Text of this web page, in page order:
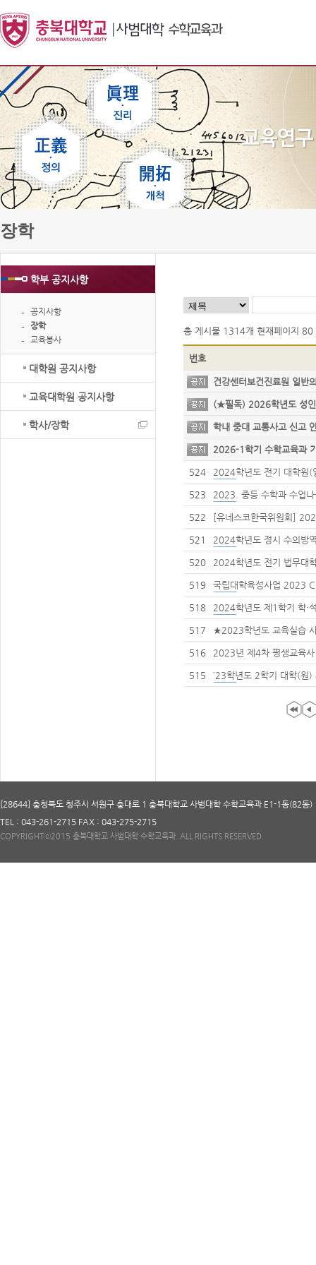
학부 공지사항
공지사항
장학
교육봉사
대학원 공지사항
교육대학원 공지사항
학사/장학
장학
총 게시물 1314개 현재페이지 80
번호
건강센터보건진료원 일
(★필독) 2026학년도 성
학내 중대 교통사고 신고
2026-1학기 수학교육과
원 프로그램 신청 안내
524
2024학년도 전기 대학원
523 2023. 중등 수학과 수업
522
[유네스코한국위원회]
네스코 토크) 참가자 모
521
2024학년도 정시 수의방
520
2024학년도 전기 법무대
안내
519
국립대학육성사업 2023
518 2024학년도 제1학기 학·
517
★2023학년도 교육실습
기)
516
2023년 제4차 평생교육
515 `23학년도 2학기 대학(원
[28644] 충청북도 청주시 서원구 충대로 1 충북대학교 사범대학 수학교육과 E1-1동(82동)
TEL : 043-261-2715 FAX : 043-275-2715
COPYRIGHTⓒ2015 충북대학교 사범대학 수학교육과. ALL RIGHTS RESERVED.